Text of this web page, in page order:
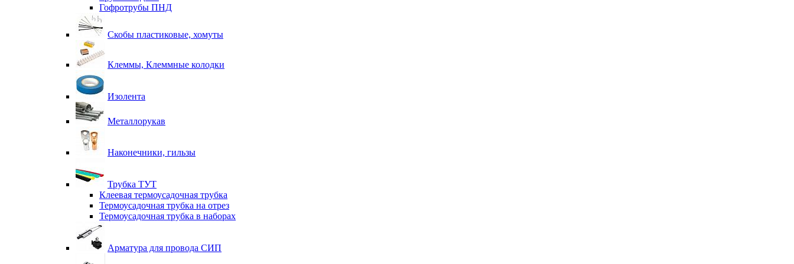
Гофротрубы ПНД
Скобы пластиковые, хомуты
Клеммы, Клеммные колодки
Изолента
Металлорукав
Наконечники, гильзы
Трубка ТУТ
Клеевая термоусадочная трубка
Термоусадочная трубка на отрез
Термоусадочная трубка в наборах
Арматура для провода СИП